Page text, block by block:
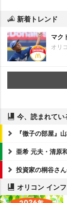
新着トレンド
マク
オリ
今、読まれてい
『徹子の部屋』
亜希 元夫・清原
投資家の桐谷さ
オリコン イン